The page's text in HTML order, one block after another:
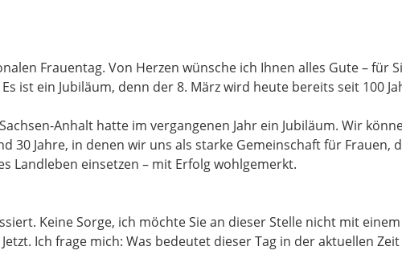
Frauentag. Von Herzen wünsche ich Ihnen alles Gute – für
ist ein Jubiläum, denn der 8. März wird heute bereits seit 100
Anhalt hatte im vergangenen Jahr ein Jubiläum. Wir
30 Jahre, in denen wir uns als starke Gemeinschaft für Frauen,
Landleben einsetzen – mit Erfolg wohlgemerkt.
Keine Sorge, ich möchte Sie an dieser Stelle nicht mit
Ich frage mich: Was bedeutet dieser Tag in der aktuellen